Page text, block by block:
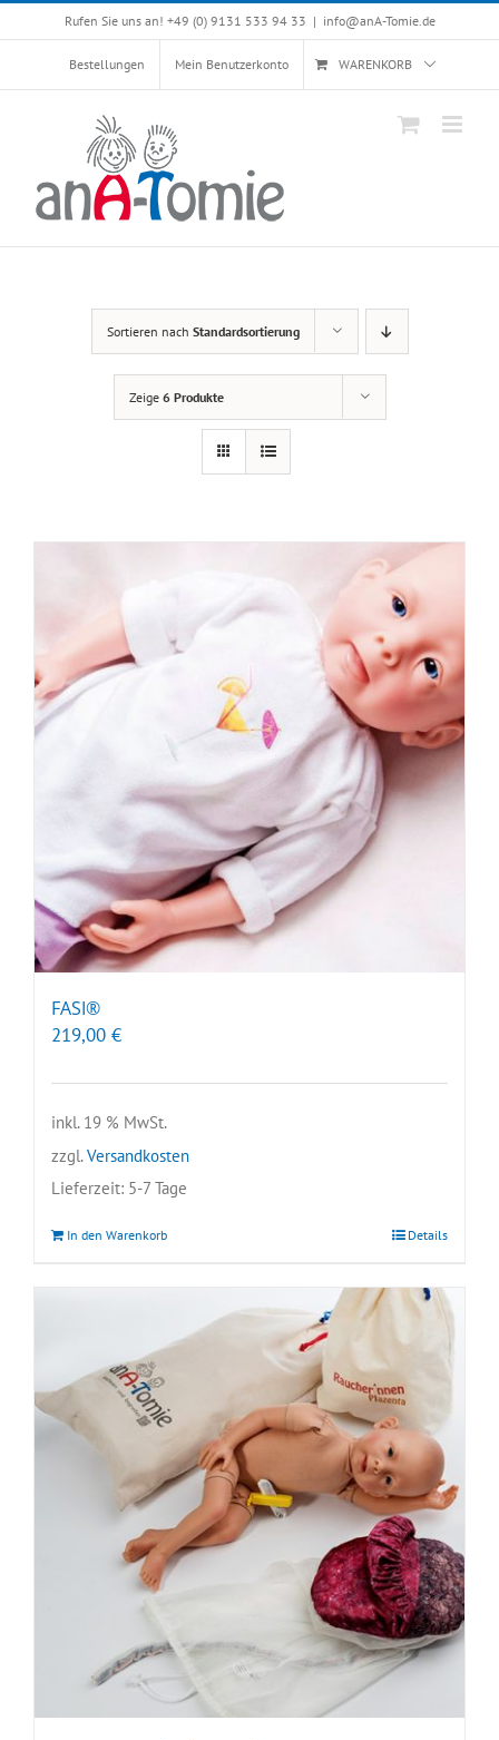
to
Rufen Sie uns an! +49 (0) 9131 533 94 33 | info@anA-Tomie.de
Bestellungen Mein Benutzerkonto WARENKORB
Sortieren nach Standardsortierung
Zeige 6 Produkte
FASI®
219,00 €
inkl. 19 % MwSt.
zzgl.Versandkosten
Lieferzeit: 5-7 Tage
In den Warenkorb Details